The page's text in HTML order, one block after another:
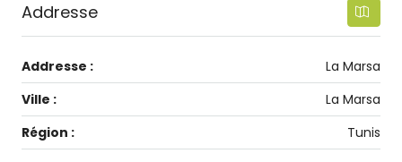
Addresse
Addresse :
La Marsa
Ville :
La Marsa
Région :
Tunis